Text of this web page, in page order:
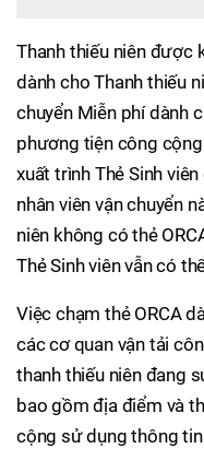
Thanh thiếu niên được
dành cho Thanh thiếu
chuyển Miễn phí dành
phương tiện công
xuất trình Thẻ Sinh
nhân viên vận chuyển
niên không có thẻ
Thẻ Sinh viên vẫn có
Việc chạm thẻ ORCA
các cơ quan vận tải
thanh thiếu niên đang
bao gồm địa điểm và
cộng sử dụng thông